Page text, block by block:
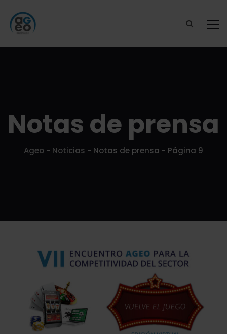
Notas de prensa
Ageo - Noticias - Notas de prensa - Página 9